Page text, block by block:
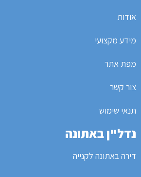
אודות
מידע מקצועי
מפת אתר
צור קשר
תנאי שימוש
נדל"ן באתונה
דירה באתונה לקנייה